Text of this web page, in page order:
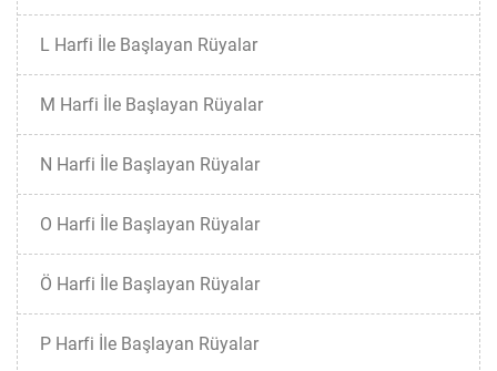
L Harfi İle Başlayan Rüyalar
M Harfi İle Başlayan Rüyalar
N Harfi İle Başlayan Rüyalar
O Harfi İle Başlayan Rüyalar
Ö Harfi İle Başlayan Rüyalar
P Harfi İle Başlayan Rüyalar